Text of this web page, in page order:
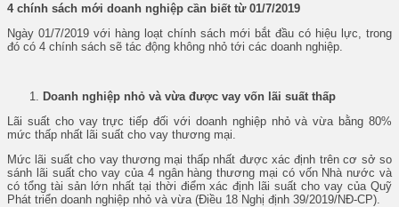
4 chính sách mới doanh nghiệp cần biết từ 01/7/2019
Ngày 01/7/2019 với hàng loạt chính sách mới bắt đầu có hiệu lực, trong
đó có 4 chính sách sẽ tác động không nhỏ tới các doanh nghiệp.
Doanh nghiệp nhỏ và vừa được vay vốn lãi suất thấp
Lãi suất cho vay trực tiếp đối với doanh nghiệp nhỏ và vừa bằng 80%
mức thấp nhất lãi suất cho vay thương mại.
Mức lãi suất cho vay thương mại thấp nhất được xác định trên cơ sở so
sánh lãi suất cho vay của 4 ngân hàng thương mại có vốn Nhà nước và
có tổng tài sản lớn nhất tại thời điểm xác định lãi suất cho vay của Quỹ
Phát triển doanh nghiệp nhỏ và vừa (Điều 18 Nghị định 39/2019/NĐ-CP).